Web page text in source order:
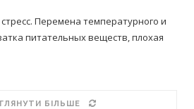
Перемена температурного и
питательных веществ, плохая
БІЛЬШЕ